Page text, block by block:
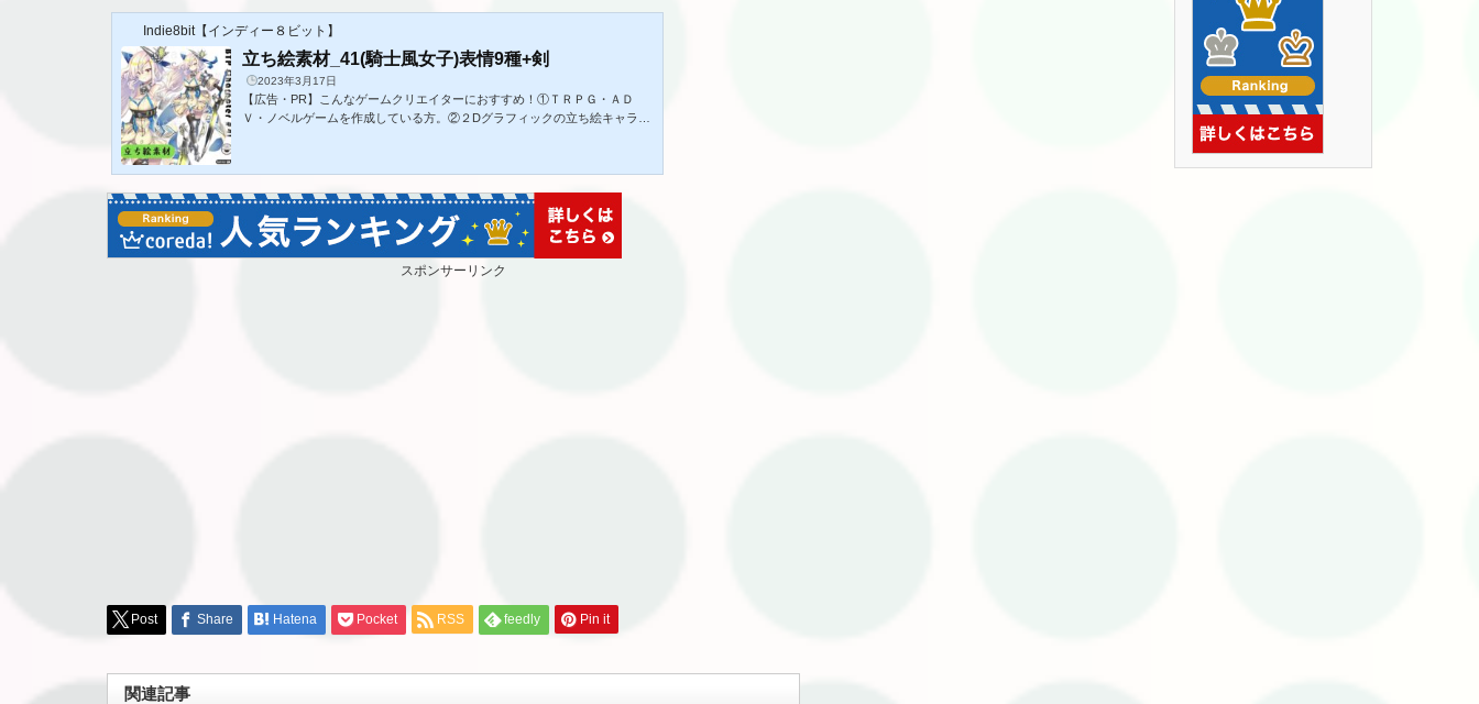
Indie8bit【インディー８ビット】
立ち絵素材_41(騎士風女子)表情9種+剣
2023年3月17日
【広告・PR】こんなゲームクリエイターにおすすめ！①ＴＲＰＧ・ＡＤ
Ｖ・ノベルゲームを作成している方。②２Dグラフィックの立ち絵キャラク
コンなどご自由にお使いください。設定等ご自由に決めていただければ嬉し
いです。可愛がってやってください。【商品内容】サイズ:1310×2000pxフ
ァイル形式:背景透過PNG(zip形式)セット内容:表情9種+剣計10枚【画像重ね
合わせ順】下記の順で画像を重ね合わ...
スポンサーリンク
Post Share Hatena Pocket RSS feedly Pin it
関連記事